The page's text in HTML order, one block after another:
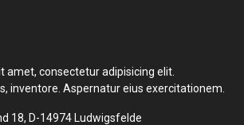
amet, consectetur adipisicing elit.
inventore. Aspernatur eius exercitationem.
18, D-14974 Ludwigsfelde